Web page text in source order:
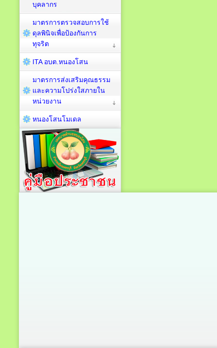
บุคลากร
มาตรการตรวจสอบการใช้
ดุลพินิจเพื่อป้องกันการ
ทุจริต
ITA อบต.หนองโสน
มาตรการส่งเสริมคุณธรรม
และความโปร่งใสภายใน
หน่วยงาน
หนองโสนโมเดล